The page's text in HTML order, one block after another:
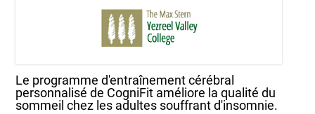
Le programme d'entraînement cérébral
personnalisé de CogniFit améliore la qualité du
sommeil chez les adultes souffrant d'insomnie.